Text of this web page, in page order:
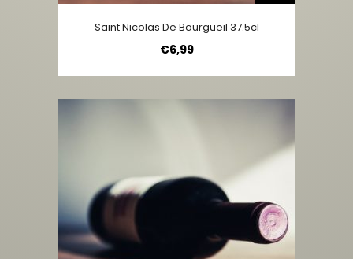
Saint Nicolas De Bourgueil 37.5cl
€6,99